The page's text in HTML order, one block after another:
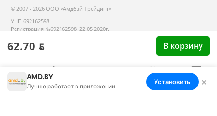
Меню Корзина Избранное Сравнение Войти
62.70 ƃ В корзину
© 2007 - 2026 ООО «Амдбай Трейдинг»
УНП 692162598
Регистрация №692162598, 22.05.2020г.
реестре с 14 сентября 2020г.
Номер телефона работников местных исполнительных и
AMD.BY
Лучше работает в приложении
Установить ×